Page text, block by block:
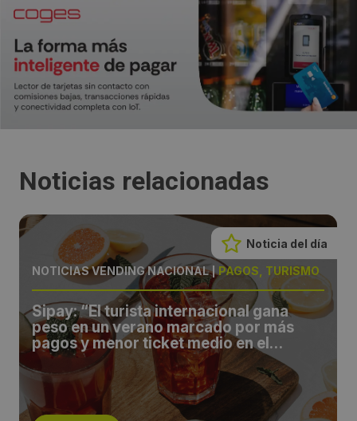
Noticias relacionadas
NOTICIAS VENDING NACIONAL|PAGOS, TURISMO
Sipay: “El turista internacional gana
peso en un verano marcado por más
pagos y menor ticket medio en el
comercio español”
Noticia del día